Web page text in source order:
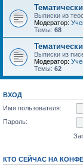
Выписки из
Модератор:
Темы: 68
Выписки из
Модератор:
Темы: 62
ВХОД
Имя пользователя:
Пароль:
КТО СЕЙЧАС НА